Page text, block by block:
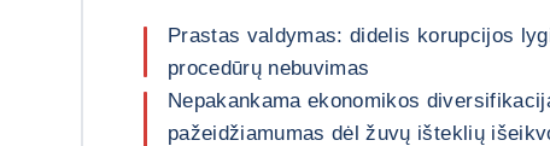
Prastas valdymas: didelis korupcijos
procedūrų nebuvimas
Nepakankama ekonomikos
pažeidžiamumas dėl žuvų išteklių